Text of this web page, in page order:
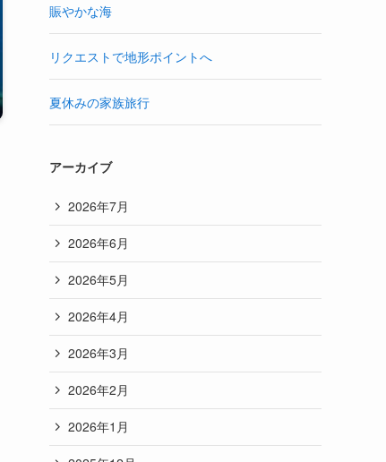
賑やかな海
リクエストで地形ポイントへ
夏休みの家族旅行
アーカイブ
2026年7月
2026年6月
2026年5月
2026年4月
2026年3月
2026年2月
2026年1月